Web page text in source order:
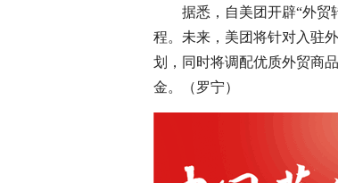
据悉，自美团开辟“外贸转
程。未来，美团将针对入驻
划，同时将调配优质外贸商
金。（罗宁）